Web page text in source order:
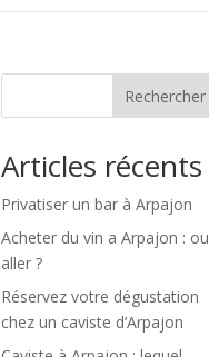
Rechercher
Articles récents
Privatiser un bar à Arpajon
Acheter du vin a Arpajon : ou
aller ?
Réservez votre dégustation
chez un caviste d’Arpajon